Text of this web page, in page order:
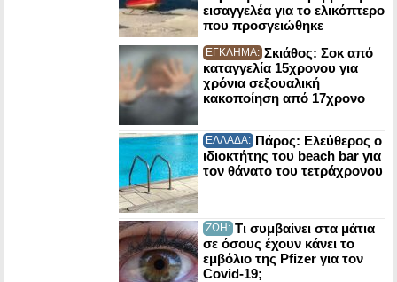
εισαγγελέα για το ελικόπτερο
που προσγειώθηκε
ΕΓΚΛΗΜΑ: Σκιάθος: Σοκ από
καταγγελία 15χρονου για
χρόνια σεξουαλική
κακοποίηση από 17χρονο
ΕΛΛΑΔΑ: Πάρος: Ελεύθερος ο
ιδιοκτήτης του beach bar για
τον θάνατο του τετράχρονου
ΖΩΗ: Τι συμβαίνει στα μάτια
σε όσους έχουν κάνει το
εμβόλιο της Pfizer για τον
Covid-19;